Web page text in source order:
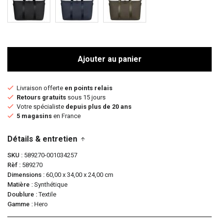
Ajouter au panier
Livraison offerte en points relais
Retours gratuits sous 15 jours
Votre spécialiste depuis plus de 20 ans
5 magasins en France
Détails & entretien
SKU
589270-001034257
Rèf
589270
Dimensions 60,00 x 34,00 x 24,00 cm
Matière
Synthétique
Doublure
Textile
Gamme
Hero